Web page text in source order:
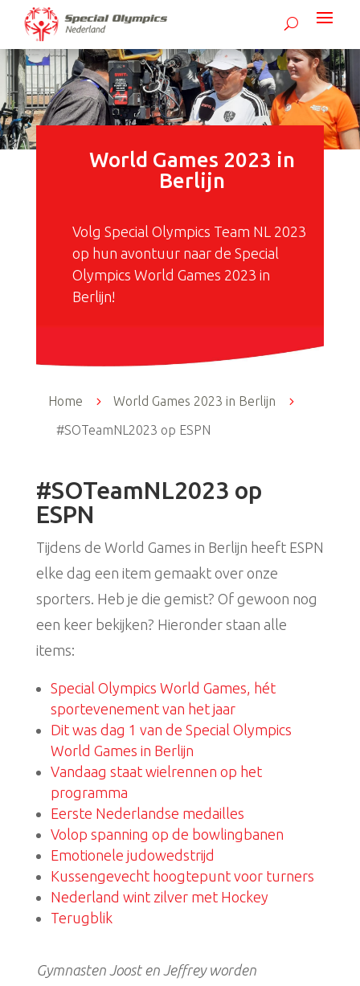
World Games 2023 in
Berlijn
Volg Special Olympics Team NL 2023
op hun avontuur naar de Special
Olympics World Games 2023 in
Berlijn!
Home 5 World Games 2023 in Berlijn
5
#SOTeamNL2023 op ESPN
#SOTeamNL2023 op
ESPN
Tijdens de World Games in Berlijn heeft ESPN
elke dag een item gemaakt over onze
sporters. Heb je die gemist? Of gewoon nog
een keer bekijken? Hieronder staan alle
items:
Special Olympics World Games, hét
sportevenement van het jaar
Dit was dag 1 van de Special Olympics
World Games in Berlijn
Vandaag staat wielrennen op het
programma
Eerste Nederlandse medailles
Volop spanning op de bowlingbanen
Emotionele judowedstrijd
Kussengevecht hoogtepunt voor turners
Nederland wint zilver met Hockey
Terugblik
Gymnasten Joost en Jeffrey worden